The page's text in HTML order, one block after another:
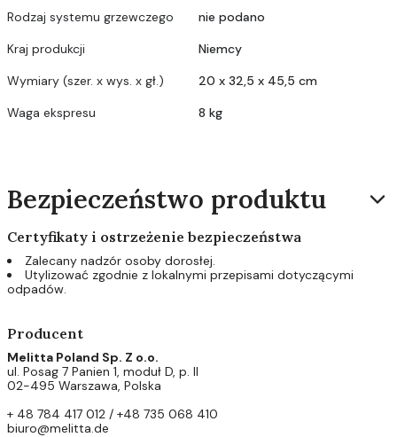
Rodzaj systemu grzewczego
nie podano
Kraj produkcji
Niemcy
Wymiary (szer. x wys. x gł.)
20 x 32,5 x 45,5 cm
Waga ekspresu
8 kg
Bezpieczeństwo produktu
Certyfikaty i ostrzeżenie bezpieczeństwa
Zalecany nadzór osoby dorosłej.
Utylizować zgodnie z lokalnymi przepisami dotyczącymi
odpadów.
Producent
Melitta Poland Sp. Z o.o.
ul. Posag 7 Panien 1, moduł D, p. II
02-495 Warszawa, Polska
+ 48 784 417 012 / +48 735 068 410
biuro@melitta.de